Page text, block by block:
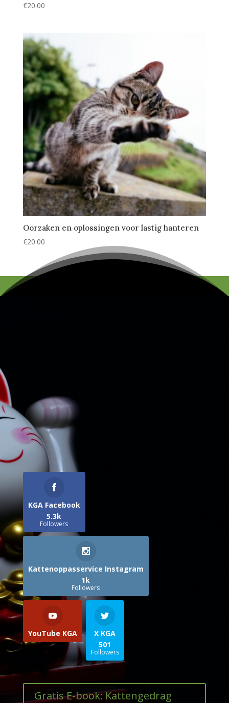
€20.00
Oorzaken en oplossingen voor lastig hanteren
€20.00
KGA Facebook
5.3k
Followers
Kattenoppasservice Instagram
1k
Followers
YouTube KGA
X KGA
501
Followers
Gratis E-book: Kattengedrag